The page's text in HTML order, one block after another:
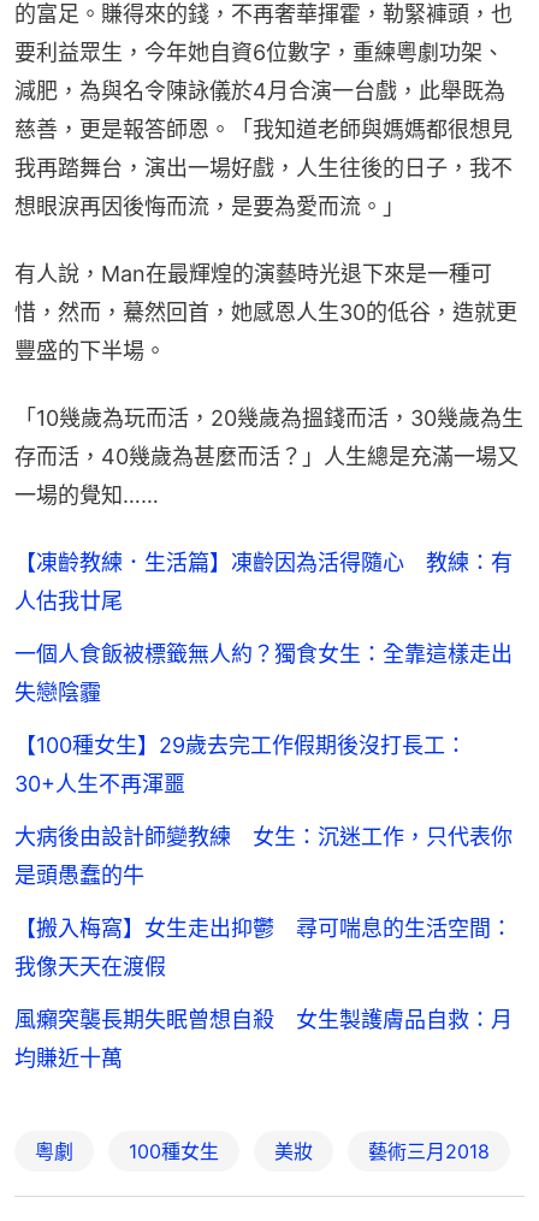
的富足。賺得來的錢，不再奢華揮霍，勒緊褲頭，也
要利益眾生，今年她自資6位數字，重練粵劇功架、
減肥，為與名令陳詠儀於4月合演一台戲，此舉既為
慈善，更是報答師恩。「我知道老師與媽媽都很想見
我再踏舞台，演出一場好戲，人生往後的日子，我不
想眼淚再因後悔而流，是要為愛而流。」
有人說，Man在最輝煌的演藝時光退下來是一種可
惜，然而，驀然回首，她感恩人生30的低谷，造就更
豐盛的下半場。
「10幾歲為玩而活，20幾歲為搵錢而活，30幾歲為生
存而活，40幾歲為甚麼而活？」人生總是充滿一場又
一場的覺知……
【凍齡教練．生活篇】凍齡因為活得隨心 教練：有
人估我廿尾
一個人食飯被標籤無人約？獨食女生：全靠這樣走出
失戀陰霾
【100種女生】29歲去完工作假期後沒打長工：
30+人生不再渾噩
大病後由設計師變教練 女生：沉迷工作，只代表你
是頭愚蠢的牛
【搬入梅窩】女生走出抑鬱 尋可喘息的生活空間：
我像天天在渡假
風癩突襲長期失眠曾想自殺 女生製護膚品自救：月
均賺近十萬
粵劇 100種女生 美妝 藝術三月2018